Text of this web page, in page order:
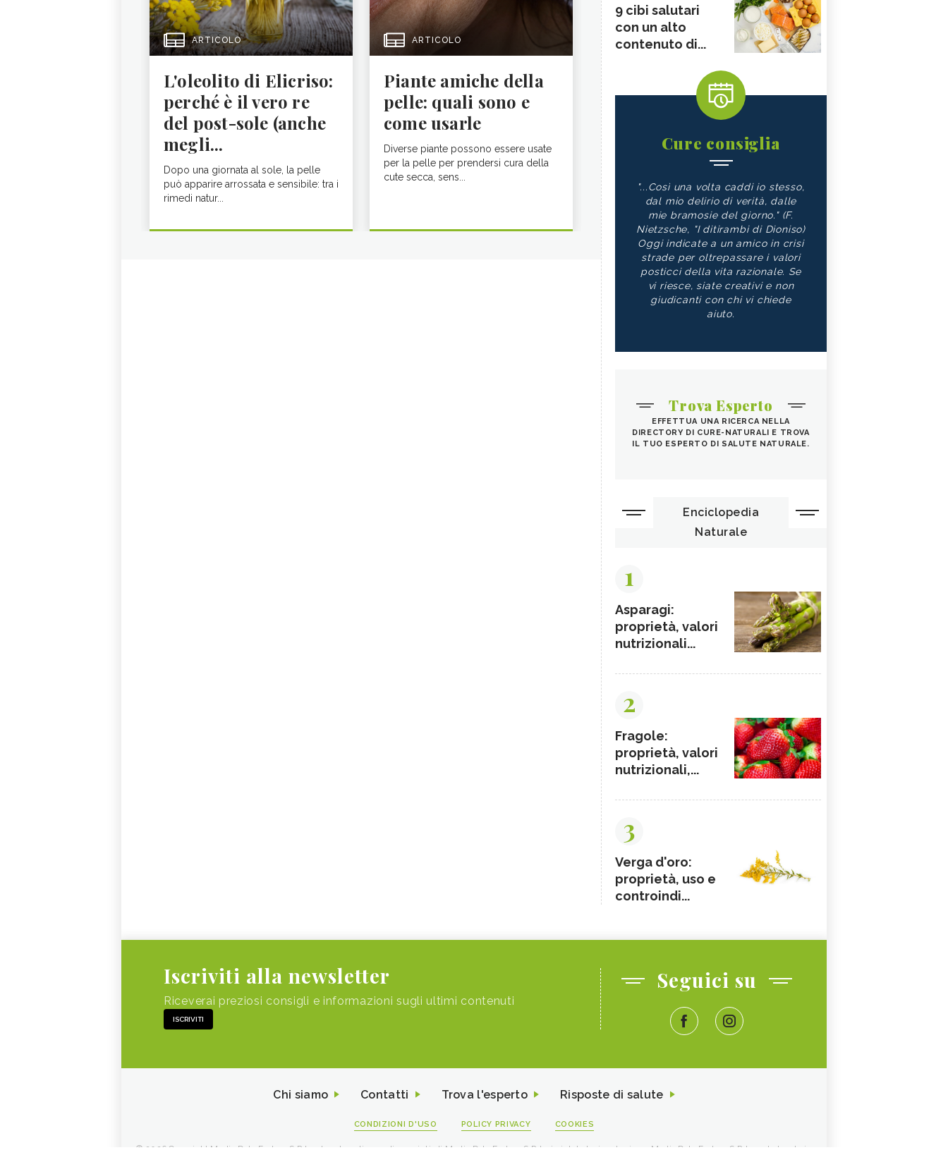
ARTICOLO
L'oleolito di Elicriso:
perché è il vero re
del post-sole (anche
megli...
Dopo una giornata al sole, la pelle
può apparire arrossata e sensibile: tra i
rimedi natur...
ARTICOLO
Piante amiche della
pelle: quali sono e
come usarle
Diverse piante possono essere usate
per la pelle per prendersi cura della
cute secca, sens...
9 cibi salutari
con un alto
contenuto di...
Cure consiglia
"...Così una volta caddi io stesso,
dal mio delirio di verità, dalle
mie bramosie del giorno." (F.
Nietzsche, "I ditirambi di Dioniso)
Oggi indicate a un amico in crisi
strade per oltrepassare i valori
posticci della vita razionale. Se
vi riesce, siate creativi e non
giudicanti con chi vi chiede
aiuto.
Trova Esperto
EFFETTUA UNA RICERCA NELLA
DIRECTORY DI CURE-NATURALI E TROVA
IL TUO ESPERTO DI SALUTE NATURALE.
Enciclopedia
Naturale
1
Asparagi:
proprietà, valori
nutrizionali...
2
Fragole:
proprietà, valori
nutrizionali,...
3
Verga d'oro:
proprietà, uso e
controindi...
Iscriviti alla newsletter
Riceverai preziosi consigli e informazioni sugli ultimi contenuti
ISCRIVITI
Seguici su
Chi siamo Contatti Trova l'esperto Risposte di salute
CONDIZIONI D'USO POLICY PRIVACY COOKIES
© 2026 Copyright Media Data Factory S.R.L. - I contenuti sono di proprietà di Media Data Factory S.R.L, è vietata la riproduzione. Media Data Factory S.R.L. sede legale in